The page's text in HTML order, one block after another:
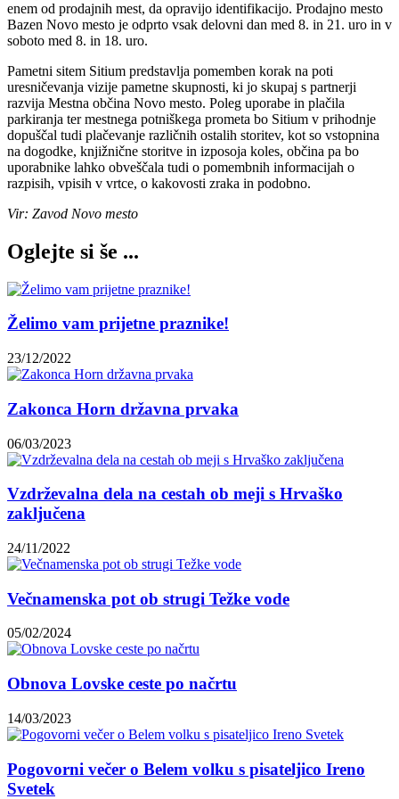
enem od prodajnih mest, da opravijo identifikacijo. Prodajno mesto
Bazen Novo mesto je odprto vsak delovni dan med 8. in 21. uro in v
soboto med 8. in 18. uro.
Pametni sitem Sitium predstavlja pomemben korak na poti
uresničevanja vizije pametne skupnosti, ki jo skupaj s partnerji
razvija Mestna občina Novo mesto. Poleg uporabe in plačila
parkiranja ter mestnega potniškega prometa bo Sitium v prihodnje
dopuščal tudi plačevanje različnih ostalih storitev, kot so vstopnina
na dogodke, knjižnične storitve in izposoja koles, občina pa bo
uporabnike lahko obveščala tudi o pomembnih informacijah o
razpisih, vpisih v vrtce, o kakovosti zraka in podobno.
Vir: Zavod Novo mesto
Oglejte si še ...
Želimo vam prijetne praznike!
23/12/2022
Zakonca Horn državna prvaka
06/03/2023
Vzdrževalna dela na cestah ob meji s Hrvaško
zaključena
24/11/2022
Večnamenska pot ob strugi Težke vode
05/02/2024
Obnova Lovske ceste po načrtu
14/03/2023
Pogovorni večer o Belem volku s pisateljico Ireno
Svetek